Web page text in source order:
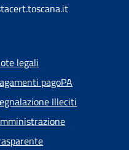
legali
pagoPA
Illeciti